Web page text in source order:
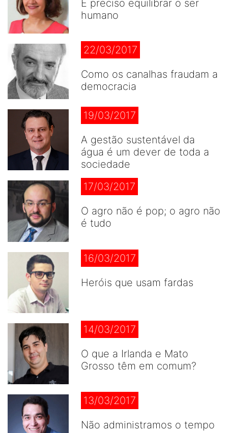
É preciso equilibrar o ser
humano
22/03/2017
Como os canalhas fraudam a
democracia
19/03/2017
A gestão sustentável da
água é um dever de toda a
sociedade
17/03/2017
O agro não é pop; o agro não
é tudo
16/03/2017
Heróis que usam fardas
14/03/2017
O que a Irlanda e Mato
Grosso têm em comum?
13/03/2017
Não administramos o tempo